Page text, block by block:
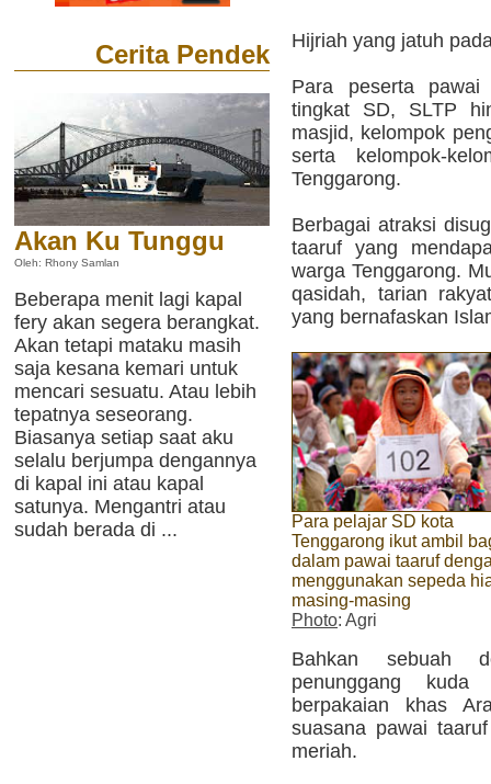
Cerita Pendek
Akan Ku Tunggu
Oleh: Rhony Samlan
Beberapa menit lagi kapal
fery akan segera berangkat.
Akan tetapi mataku masih
saja kesana kemari untuk
mencari sesuatu. Atau lebih
tepatnya seseorang.
Biasanya setiap saat aku
selalu berjumpa dengannya
di kapal ini atau kapal
satunya. Mengantri atau
sudah berada di ...
Hijriah yang jatuh
Para peserta
tingkat SD, SLTP
masjid, kelompok
serta kelompok-
Tenggarong.
Berbagai atraksi
taaruf yang
warga Tenggarong.
qasidah, tarian
yang bernafaskan
Para pelajar SD kota
Tenggarong ikut ambil
dalam pawai taaruf
menggunakan sepeda
masing-masing
Photo: Agri
Bahkan sebuah
penunggang
berpakaian khas
suasana pawai
meriah.